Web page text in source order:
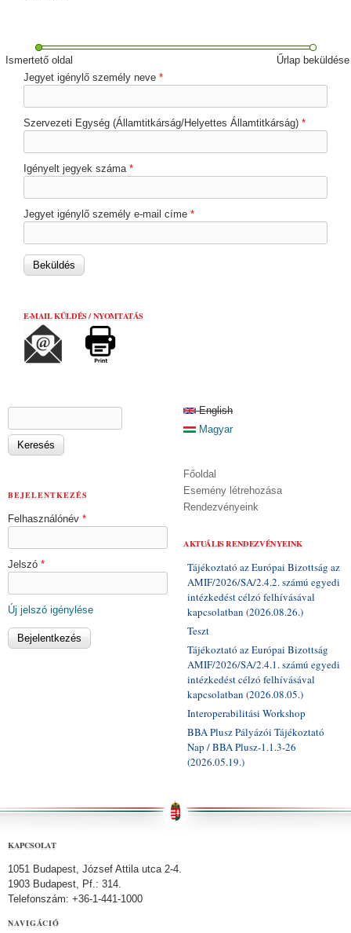
Ismertető oldal
Űrlap beküldése
Jegyet igénylő személy neve *
Szervezeti Egység (Államtitkárság/Helyettes Államtitkárság) *
Igényelt jegyek száma *
Jegyet igénylő személy e-mail címe *
E-MAIL KÜLDÉS / NYOMTATÁS
KERESÉS ŰRLAP
BEJELENTKEZÉS
Felhasználónév *
Jelszó *
Új jelszó igénylése
English
Magyar
Főoldal
Esemény létrehozása
Rendezvényeink
AKTUÁLIS RENDEZVÉNYEINK
Tájékoztató az Európai Bizottság az
AMIF/2026/SA/2.4.2. számú egyedi
intézkedést célzó felhívásával
kapcsolatban (2026.08.26.)
Teszt
Tájékoztató az Európai Bizottság
AMIF/2026/SA/2.4.1. számú egyedi
intézkedést célzó felhívásával
kapcsolatban (2026.08.05.)
Interoperabilitási Workshop
BBA Plusz Pályázói Tájékoztató
Nap / BBA Plusz-1.1.3-26
(2026.05.19.)
KAPCSOLAT
1051 Budapest, József Attila utca 2-4.
1903 Budapest, Pf.: 314.
Telefonszám: +36-1-441-1000
NAVIGÁCIÓ